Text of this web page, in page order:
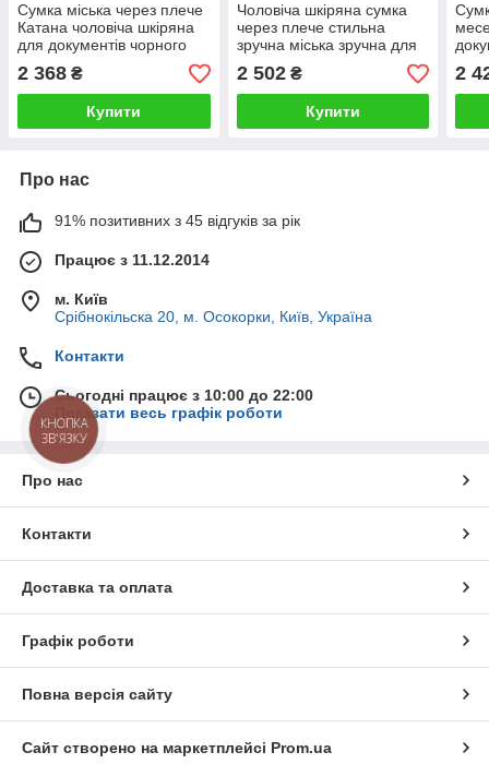
Сумка міська через плече
Катана чоловіча шкіряна
для документів чорного
кольору
2 368 ₴
Купити
Чоловіча шкіряна сумка
через плече стильна
зручна міська зручна для
документів катана
2 502₴
Купити
2
Про нас
91% позитивних з 45 відгуків за рік
Працює з 11.12.2014
м. Київ
Срібнокільска 20, м. Осокорки, Київ, Україна
Контакти
Сьогодні працює з 10:00 до 22:00
Показати весь графік роботи
Про нас
Контакти
Доставка та оплата
Графік роботи
Повна версія сайту
Сайт створено на маркетплейсі Prom.ua
КНОПКА
ЗВ'ЯЗКУ